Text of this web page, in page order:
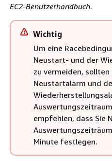
EC2-Benutzerhandbuch.
Wichtig
Um eine
Neustart- und der
zu vermeiden, sollten
Neustartalarm und
empfehlen, dass Sie
Minute festlegen.